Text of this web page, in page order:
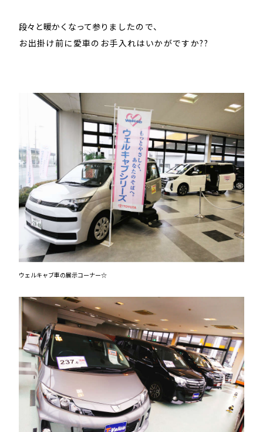
段々と暖かくなって参り ましたので、
お出掛け前に 愛車のお手入れはいかがですか??
ウェルキャブ車の展示コーナー☆